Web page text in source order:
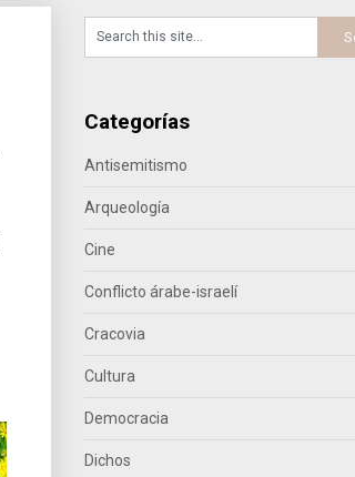
Categorías
Antisemitismo
Arqueología
Cine
Conflicto árabe-israelí
Cracovia
Cultura
Democracia
Dichos